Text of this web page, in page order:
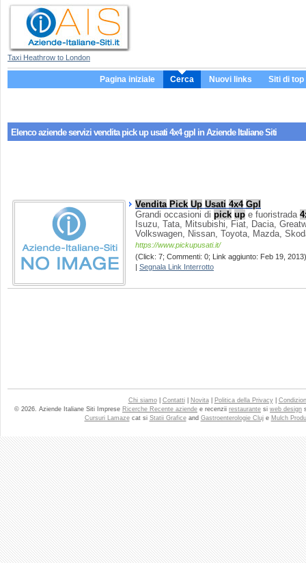
Taxi Heathrow to London
Pagina iniziale Cerca Nuovi links Siti di top
Elenco aziende servizi vendita pick up usati 4x4 gpl in Aziende Italiane Siti
Vendita Pick Up Usati 4x4 Gpl
Grandi occasioni di pick up e fuoristrada
Isuzu, Tata, Mitsubishi, Fiat, Dacia,
Volkswagen, Nissan, Toyota, Mazda,
https://www.pickupusati.it/
(Click: 7; Commenti: 0; Link aggiunto: Feb 19,
| Segnala Link Interrotto
Chi siamo| Contatti| Novita| Politica della Privacy|
© 2026. Aziende Italiane Siti Imprese Ricerche Recente aziende e recenzii restaurante si web design
Cursuri Lamazecat si Statii Graficeand Gastroenterologie Cluje Mulch